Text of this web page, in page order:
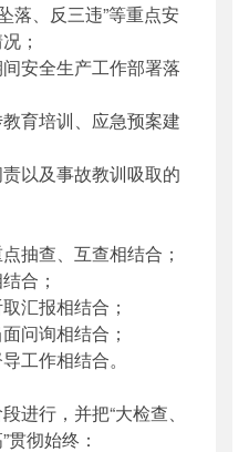
落、反三违”等重点安
；
安全生产工作部署落
育培训、应急预案建
以及事故教训吸取的
查、互查相结合；
合；
汇报相结合；
问询相结合；
作相结合。
行，并把“大检查、
彻始终：